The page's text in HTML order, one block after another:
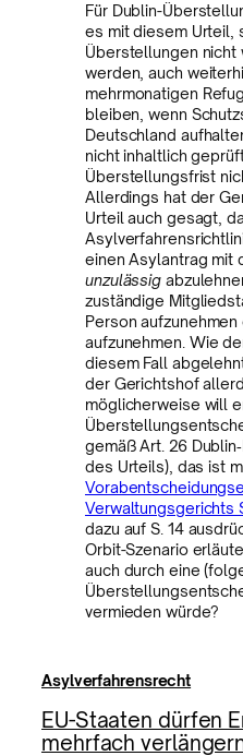
Für Dublin-
es mit diesem Urteil,
Überstellungen nicht
werden, auch
mehrmonatigen
bleiben, wenn
Deutschland
nicht inhaltlich
Überstellungsfrist
Allerdings hat der
Urteil auch gesagt,
einen Asylantrag mit
unzulässig
zuständige
Person
aufzunehmen. Wie
diesem Fall
der Gerichtshof
möglicherweise will
gemäß Art. 26
des Urteils), das ist
Verwaltungsgerichts
dazu auf S. 14
Orbit-Szenario
auch durch eine
vermieden würde?
Asylverfahrensrecht
EU-Staaten dürfen
mehrfach